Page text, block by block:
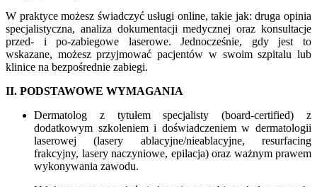
W praktyce możesz świadczyć usługi online, takie jak: druga opinia
specjalistyczna, analiza dokumentacji medycznej oraz konsultacje
przed- i po-zabiegowe laserowe. Jednocześnie, gdy jest to
wskazane, możesz przyjmować pacjentów w swoim szpitalu lub
klinice na bezpośrednie zabiegi.
II. PODSTAWOWE WYMAGANIA
Dermatolog z tytułem specjalisty (board-certified) z
dodatkowym szkoleniem i doświadczeniem w dermatologii
laserowej (lasery ablacyjne/nieablacyjne, resurfacing
frakcyjny, lasery naczyniowe, epilacja) oraz ważnym prawem
wykonywania zawodu.